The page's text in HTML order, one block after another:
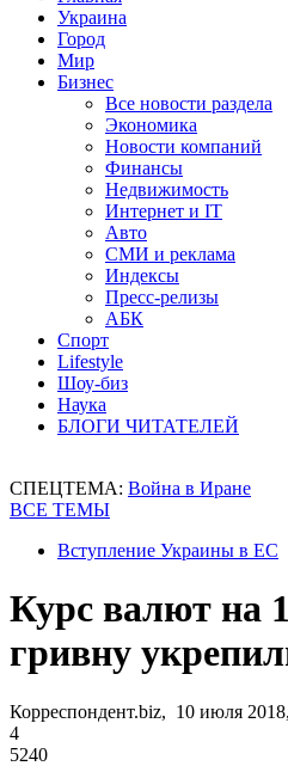
Украина
Город
Мир
Бизнес
Все новости раздела
Экономика
Новости компаний
Финансы
Недвижимость
Интернет и IT
Авто
СМИ и реклама
Индексы
Пресс-релизы
АБК
Спорт
Lifestyle
Шоу-биз
Наука
БЛОГИ ЧИТАТЕЛЕЙ
СПЕЦТЕМА: Война в Иране
ВСЕ ТЕМЫ
Вступление Украины в ЕС
Курс валют на
гривну
Корреспондент.biz, 10 июля
4
5240